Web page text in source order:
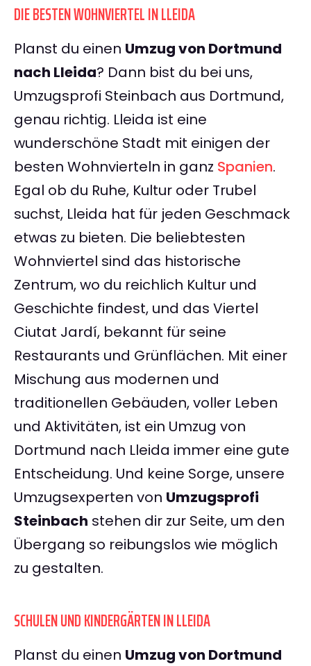
DIE BESTEN WOHNVIERTEL IN LLEIDA
Planst du einen Umzug von Dortmund
nach Lleida? Dann bist du bei uns,
Umzugsprofi Steinbach aus Dortmund,
genau richtig. Lleida ist eine
wunderschöne Stadt mit einigen der
besten Wohnvierteln in ganz Spanien.
Egal ob du Ruhe, Kultur oder Trubel
suchst, Lleida hat für jeden Geschmack
etwas zu bieten. Die beliebtesten
Wohnviertel sind das historische
Zentrum, wo du reichlich Kultur und
Geschichte findest, und das Viertel
Ciutat Jardí, bekannt für seine
Restaurants und Grünflächen. Mit einer
Mischung aus modernen und
traditionellen Gebäuden, voller Leben
und Aktivitäten, ist ein Umzug von
Dortmund nach Lleida immer eine gute
Entscheidung. Und keine Sorge, unsere
Umzugsexperten von Umzugsprofi
Steinbach stehen dir zur Seite, um den
Übergang so reibungslos wie möglich
zu gestalten.
SCHULEN UND KINDERGÄRTEN IN LLEIDA
Planst du einen Umzug von Dortmund